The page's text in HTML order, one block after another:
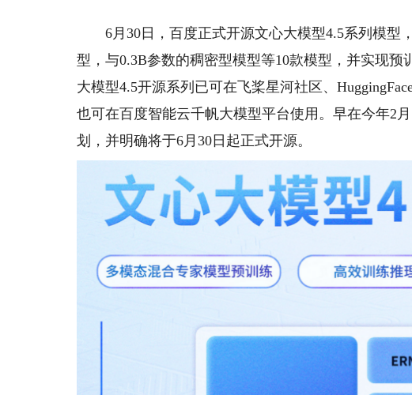
6月30日，百度正式开源文心大模型4.5系列模型
型，与0.3B参数的稠密型模型等10款模型，并实现
大模型4.5开源系列已可在飞桨星河社区、
也可在百度智能云千帆大模型平台使用。早在今年2
划，并明确将于6月30日起正式开源。